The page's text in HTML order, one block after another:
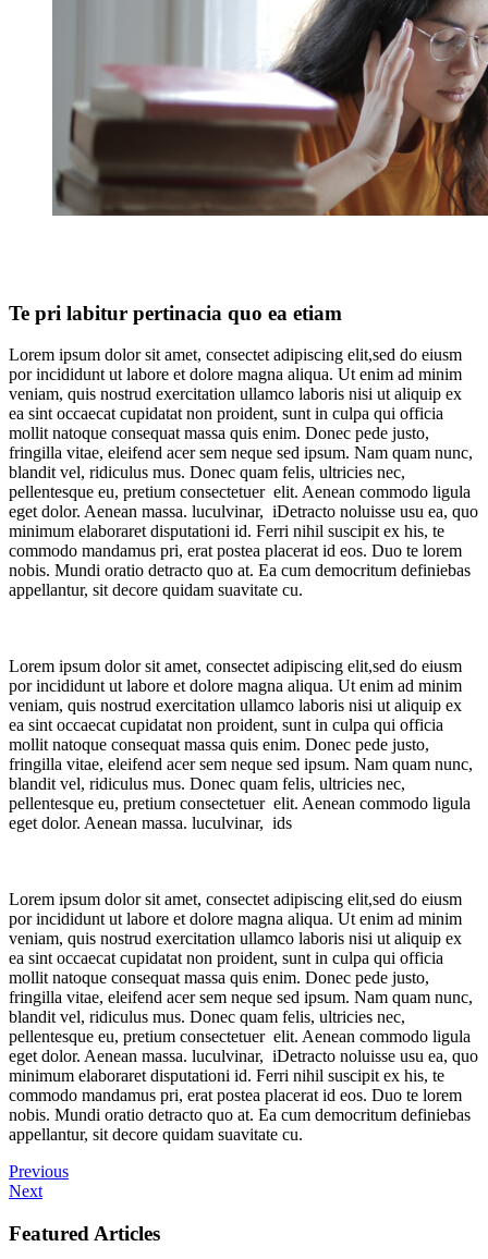
Te pri labitur pertinacia quo ea etiam
Lorem ipsum dolor sit amet, consectet adipiscing elit,sed do eiusm
por incididunt ut labore et dolore magna aliqua. Ut enim ad minim
veniam, quis nostrud exercitation ullamco laboris nisi ut aliquip ex
ea sint occaecat cupidatat non proident, sunt in culpa qui officia
mollit natoque consequat massa quis enim. Donec pede justo,
fringilla vitae, eleifend acer sem neque sed ipsum. Nam quam nunc,
blandit vel, ridiculus mus. Donec quam felis, ultricies nec,
pellentesque eu, pretium consectetuer elit. Aenean commodo ligula
eget dolor. Aenean massa. luculvinar, iDetracto noluisse usu ea, quo
minimum elaboraret disputationi id. Ferri nihil suscipit ex his, te
commodo mandamus pri, erat postea placerat id eos. Duo te lorem
nobis. Mundi oratio detracto quo at. Ea cum democritum definiebas
appellantur, sit decore quidam suavitate cu.
Lorem ipsum dolor sit amet, consectet adipiscing elit,sed do eiusm
por incididunt ut labore et dolore magna aliqua. Ut enim ad minim
veniam, quis nostrud exercitation ullamco laboris nisi ut aliquip ex
ea sint occaecat cupidatat non proident, sunt in culpa qui officia
mollit natoque consequat massa quis enim. Donec pede justo,
fringilla vitae, eleifend acer sem neque sed ipsum. Nam quam nunc,
blandit vel, ridiculus mus. Donec quam felis, ultricies nec,
pellentesque eu, pretium consectetuer elit. Aenean commodo ligula
eget dolor. Aenean massa. luculvinar, ids
Lorem ipsum dolor sit amet, consectet adipiscing elit,sed do eiusm
por incididunt ut labore et dolore magna aliqua. Ut enim ad minim
veniam, quis nostrud exercitation ullamco laboris nisi ut aliquip ex
ea sint occaecat cupidatat non proident, sunt in culpa qui officia
mollit natoque consequat massa quis enim. Donec pede justo,
fringilla vitae, eleifend acer sem neque sed ipsum. Nam quam nunc,
blandit vel, ridiculus mus. Donec quam felis, ultricies nec,
pellentesque eu, pretium consectetuer elit. Aenean commodo ligula
eget dolor. Aenean massa. luculvinar, iDetracto noluisse usu ea, quo
minimum elaboraret disputationi id. Ferri nihil suscipit ex his, te
commodo mandamus pri, erat postea placerat id eos. Duo te lorem
nobis. Mundi oratio detracto quo at. Ea cum democritum definiebas
appellantur, sit decore quidam suavitate cu.
Previous
Next
Featured Articles